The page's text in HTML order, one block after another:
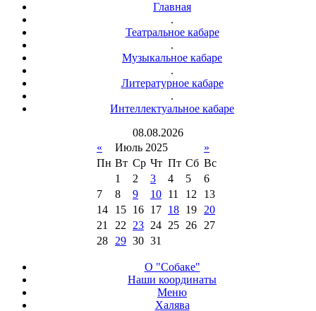
Главная
.
Театральное кабаре
.
Музыкальное кабаре
.
Литературное кабаре
.
Интеллектуальное кабаре
08.08.2026
«
Июль 2025
»
Пн Вт Ср Чт Пт Сб Вс
1
2 3 4 5
6
7
8 9 10 11 12
13
14
15 16 17 18 19
20
21
22 23 24 25 26
27
28
29 30 31
О "Собаке"
Наши координаты
Меню
Халява